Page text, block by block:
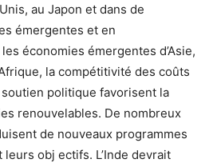
au Japon et dans de
émergentes et en
économies émergentes d’Asie,
la compétitivité des coûts
politique favorisent la
renouvelables. De nombreux
de nouveaux programmes
leurs obj ectifs. L’Inde devrait